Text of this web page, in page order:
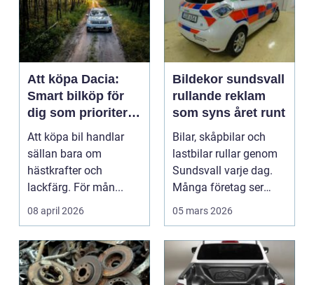
Att köpa Dacia:
Smart bilköp för
dig som prioriterar
värde framför
status
Att köpa bil handlar
sällan bara om
hästkrafter och
lackfärg. För mån...
08 april 2026
Bildekor sundsvall
rullande reklam
som syns året runt
Bilar, skåpbilar och
lastbilar rullar genom
Sundsvall varje dag.
Många företag ser
fortfarande fordo...
05 mars 2026